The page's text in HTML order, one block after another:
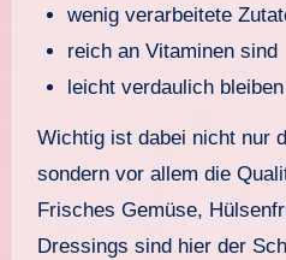
wenig verarbeitete
reich an Vitaminen sind
leicht verdaulich bleiben
Wichtig ist dabei nicht nur
sondern vor allem die
Frisches Gemüse,
Dressings sind hier der